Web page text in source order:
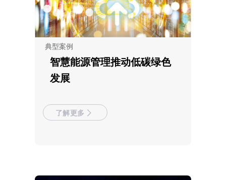
典型案例
智慧能源管理推动低碳绿色
发展
了解更多